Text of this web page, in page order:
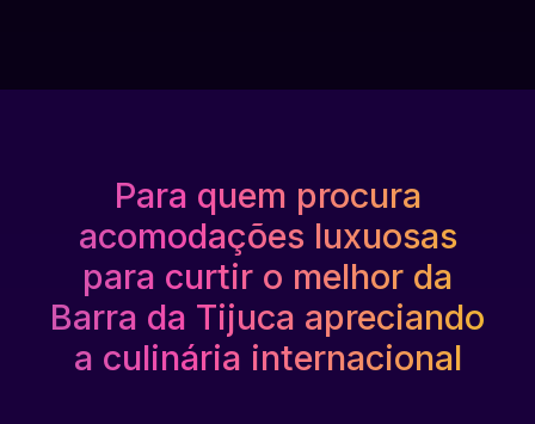
Para quem procura
acomodações luxuosas
para curtir o melhor da
Barra da Tijuca apreciando
a culinária internacional